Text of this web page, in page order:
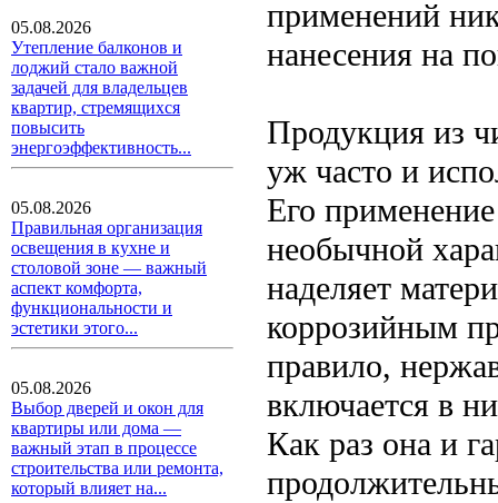
05.08.2026
Утепление балконов и
лоджий стало важной
задачей для владельцев
квартир, стремящихся
повысить
энергоэффективность...
05.08.2026
Правильная организация
освещения в кухне и
столовой зоне — важный
аспект комфорта,
функциональности и
эстетики этого...
05.08.2026
Выбор дверей и окон для
квартиры или дома —
важный этап в процессе
строительства или ремонта,
который влияет на...
применений
нанесения на
Продукция из
уж часто и
Его
необычной
наделяет
коррозийным
правило,
включается в
Как раз она и